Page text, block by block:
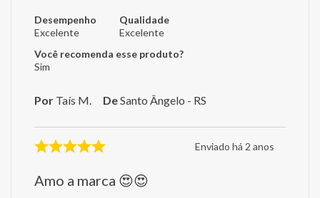
Desempenho
Excelente
Qualidade
Excelente
Você recomenda esse produto?
Sim
Por Taís M. DeSanto Ângelo - RS
Enviado há 2 anos
Amo a marca 😍😍